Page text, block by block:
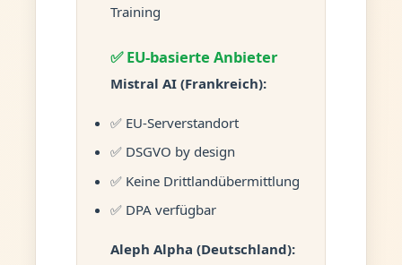
Training
✅ EU-basierte Anbieter
Mistral AI (Frankreich):
✅ EU-Serverstandort
✅ DSGVO by design
✅ Keine Drittlandübermittlung
✅ DPA verfügbar
Aleph Alpha (Deutschland):